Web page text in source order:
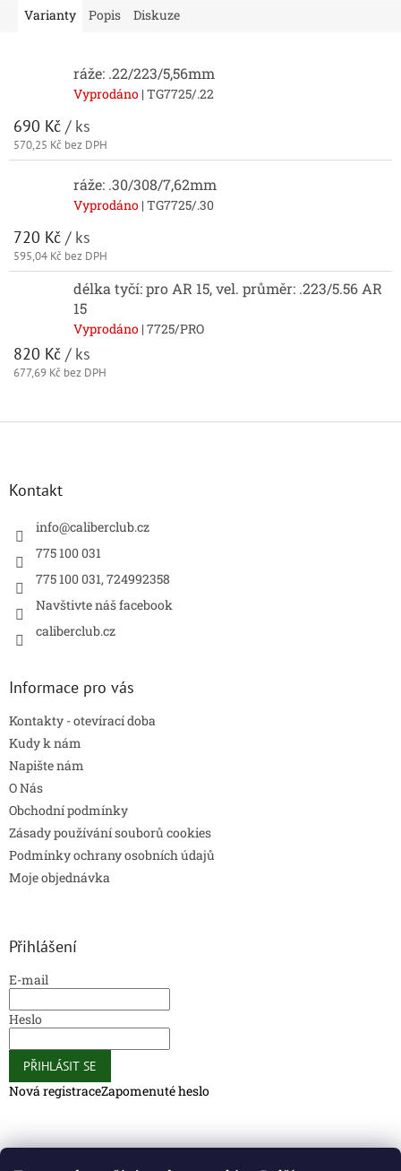
Varianty Popis Diskuze
ráže: .22/223/5,56mm
Vyprodáno | TG7725/.22
690 Kč / ks
570,25 Kč bez DPH
ráže: .30/308/7,62mm
Vyprodáno | TG7725/.30
720 Kč / ks
595,04 Kč bez DPH
délka tyčí: pro AR 15, vel. průměr: .223/5.56 AR
15
Vyprodáno | 7725/PRO
820 Kč / ks
677,69 Kč bez DPH
Z
Kontakt
info@caliberclub.cz
775 100 031
775 100 031, 724992358
Navštivte náš facebook
caliberclub.cz
Informace pro vás
Kontakty - otevírací doba
Kudy k nám
Napište nám
O Nás
Obchodní podmínky
Zásady používání souborů cookies
Podmínky ochrany osobních údajů
Moje objednávka
Přihlášení
E-mail
Heslo
PŘIHLÁSIT SE
Nová registraceZapomenuté heslo